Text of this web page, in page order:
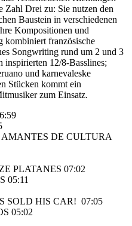
Zahl Drei zu: Sie nutzen den
Baustein in verschiedenen
Kompositionen und
kombiniert französische
Songwriting rund um 2 und 3
inspirierten 12/8-Basslines;
und karnevaleske
Stücken kommt ein
zum Einsatz.
DE CULTURA
PLATANES 07:02
05:11
SOLD HIS CAR! 07:05
05:02